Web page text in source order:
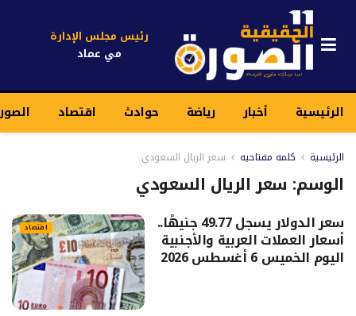
رئيس مجلس الإدارة
مي عماد
الرئيسية أخبار رياضة حوادث اقتصاد
الرئيسية كلمه مفتاحيه سعر الريال السعودي
الوسم: سعر الريال السعودي
اقتصاد سعر الدولار يسجل 49.77 جنيهًا..
أسعار العملات العربية والأجنبية
اليوم الخميس 6 أغسطس 2026